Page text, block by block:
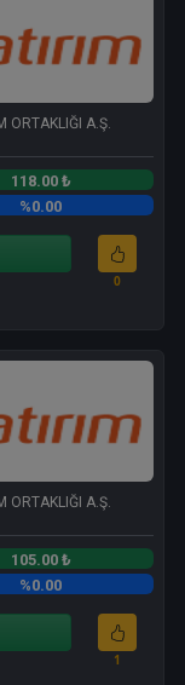
ORTAKLIĞI A.Ş.
118.00 ₺
%0.00
0
ORTAKLIĞI A.Ş.
105.00 ₺
%0.00
1